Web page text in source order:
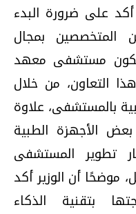
أكد على ضرورة البدء
المتخصصين بمجال
تكون مستشفى معهد
التعاون، من خلال
بالمستشفى، علاوة
الأجهزة الطبية
تطوير المستشفى
موضحًا أن الوزير أكد
بتقنية الذكاء